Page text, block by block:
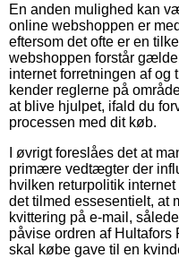
En anden mulighed kan
online webshoppen er
eftersom det ofte er en
webshoppen forstår
internet forretningen af og
kender reglerne på
at blive hjulpet, ifald du
processen med dit køb.
I øvrigt foreslåes det at
primære vedtægter der
hvilken returpolitik
det tilmed essesentielt, at
kvittering på e-mail,
påvise ordren af Hultafors
skal købe gave til en